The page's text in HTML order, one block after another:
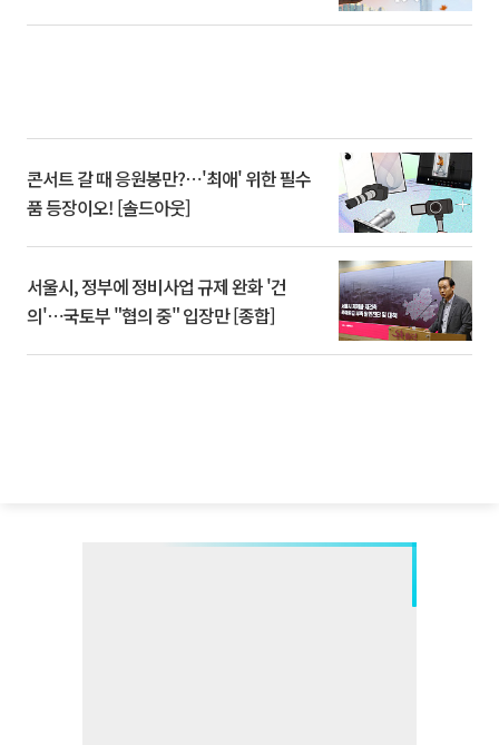
콘서트 갈 때 응원봉만?⋯'최애' 위한 필수
품 등장이오! [솔드아웃]
서울시, 정부에 정비사업 규제 완화 '건
의'⋯국토부 "협의 중" 입장만 [종합]